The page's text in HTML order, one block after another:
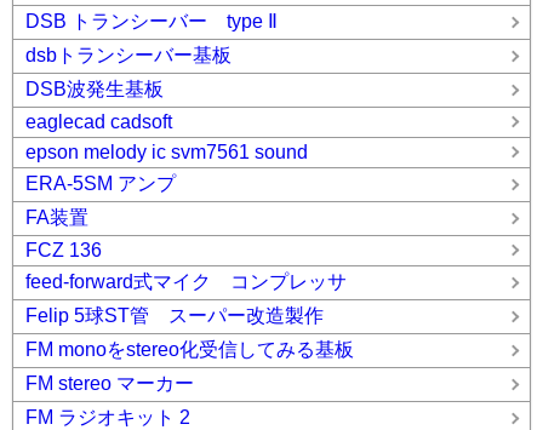
DSB トランシーバー type Ⅱ
dsbトランシーバー基板
DSB波発生基板
eaglecad cadsoft
epson melody ic svm7561 sound
ERA-5SM アンプ
FA装置
FCZ 136
feed-forward式マイク コンプレッサ
Felip 5球ST管 スーパー改造製作
FM monoをstereo化受信してみる基板
FM stereo マーカー
FM ラジオキット 2